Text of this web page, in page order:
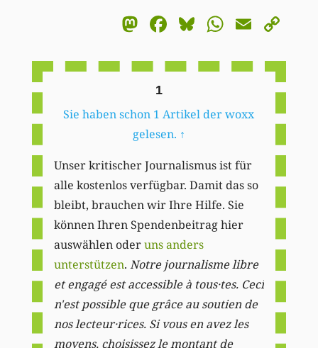
Mastodon
Facebook
BlueskyEmail
1
Sie haben schon 1 Artikel der woxx
gelesen. ↑
Unser kritischer Journalismus ist für
alle kostenlos verfügbar. Damit das so
bleibt, brauchen wir Ihre Hilfe. Sie
können Ihren Spendenbeitrag hier
auswählen oderuns anders
unterstützen. Notre journalisme libre
et engagé est accessible à tous·tes. Ceci
n'est possible que grâce au soutien de
nos lecteur·rices. Si vous en avez les
moyens, choisissez le montant de